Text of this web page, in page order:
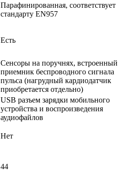
Парафинированная, соответствует
стандарту EN957
Есть
Сенсоры на поручнях, встроенный
приемник беспроводного сигнала
пульса (нагрудный кардиодатчик
приобретается отдельно)
USB разъем зарядки мобильного
устройства и воспроизведения
аудиофайлов
Нет
44